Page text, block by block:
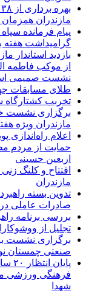
مازندران همزمان
پیام فرمانده
گرامیداشت هفته
بازدید استاندار
از موکب فاطمه
نشست صمیمی
طلای مسابقات
تخربب کشتارگاه
برگزاری نشست
مازندران ویژه
اعلام
حمایت از مردم
اربعین حسینی
مازندران
تدوین بسته
صادرات عاملی
بررسی برنامه
تجلیل از
برگزاری نشست
صنعتی چمستان
فرهنگی ورزشی
شهدا